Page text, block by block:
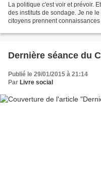
La politique c'est voir et prévoir.
des instituts de sondage. Je ne
citoyens prennent
Dernière séance du
Publié le 29/01/2015 à 21:14
Par Livre social